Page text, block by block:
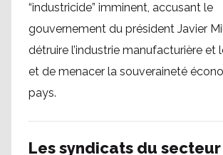
“industricide” imminent, accusant le
gouvernement du président Javier
détruire l’industrie manufacturière et
et de menacer la souveraineté
pays.
Les syndicats du